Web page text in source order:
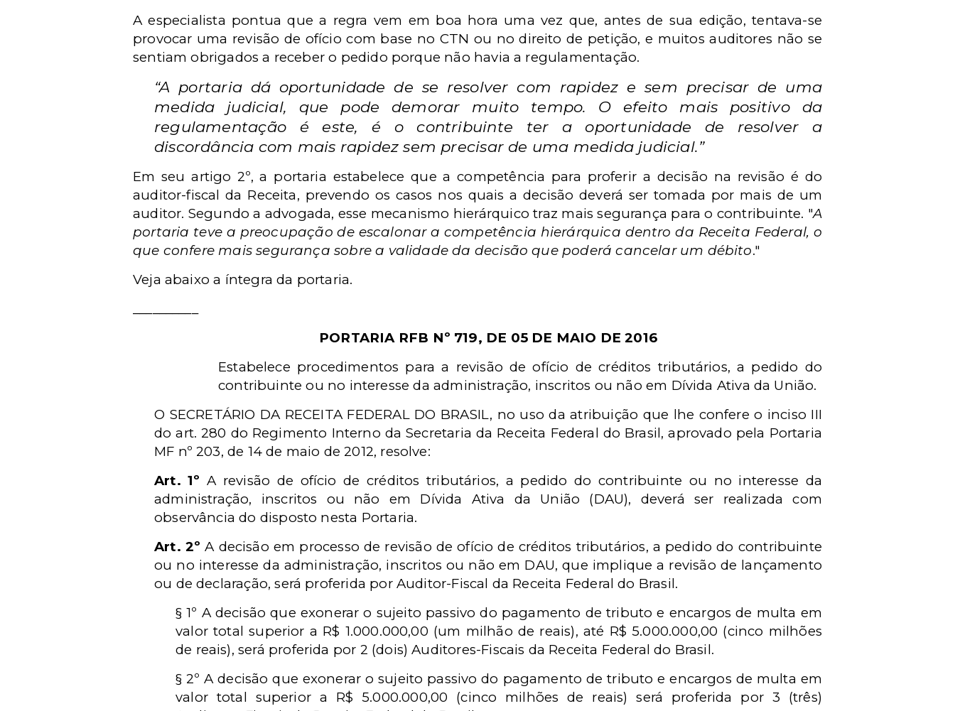
A especialista pontua que a regra vem em boa hora uma vez que, antes de sua edição, tentava-se
provocar uma revisão de ofício com base no CTN ou no direito de petição, e muitos auditores não se
sentiam obrigados a receber o pedido porque não havia a regulamentação.
“A portaria dá oportunidade de se resolver com rapidez e sem precisar de uma
medida judicial, que pode demorar muito tempo. O efeito mais positivo da
regulamentação é este, é o contribuinte ter a oportunidade de resolver a
discordância com mais rapidez sem precisar de uma medida judicial.”
Em seu artigo 2º, a portaria estabelece que a competência para proferir a decisão na revisão é do
auditor-fiscal da Receita, prevendo os casos nos quais a decisão deverá ser tomada por mais de um
auditor. Segundo a advogada, esse mecanismo hierárquico traz mais segurança para o contribuinte. "A
portaria teve a preocupação de escalonar a competência hierárquica dentro da Receita Federal, o
que confere mais segurança sobre a validade da decisão que poderá cancelar um débito."
Veja abaixo a íntegra da portaria.
PORTARIA RFB Nº 719, DE 05 DE MAIO DE 2016
Estabelece procedimentos para a revisão de ofício de créditos tributários, a pedido do
contribuinte ou no interesse da administração, inscritos ou não em Dívida Ativa da União.
O SECRETÁRIO DA RECEITA FEDERAL DO BRASIL, no uso da atribuição que lhe confere o inciso III
do art. 280 do Regimento Interno da Secretaria da Receita Federal do Brasil, aprovado pela Portaria
MF nº 203, de 14 de maio de 2012, resolve:
Art. 1º A revisão de ofício de créditos tributários, a pedido do contribuinte ou no interesse da
administração, inscritos ou não em Dívida Ativa da União (DAU), deverá ser realizada com
observância do disposto nesta Portaria.
Art. 2º A decisão em processo de revisão de ofício de créditos tributários, a pedido do contribuinte
ou no interesse da administração, inscritos ou não em DAU, que implique a revisão de lançamento
ou de declaração, será proferida por Auditor-Fiscal da Receita Federal do Brasil.
§ 1º A decisão que exonerar o sujeito passivo do pagamento de tributo e encargos de multa em
valor total superior a R$ 1.000.000,00 (um milhão de reais), até R$ 5.000.000,00 (cinco milhões
de reais), será proferida por 2 (dois) Auditores-Fiscais da Receita Federal do Brasil.
§ 2º A decisão que exonerar o sujeito passivo do pagamento de tributo e encargos de multa em
valor total superior a R$ 5.000.000,00 (cinco milhões de reais) será proferida por 3 (três)